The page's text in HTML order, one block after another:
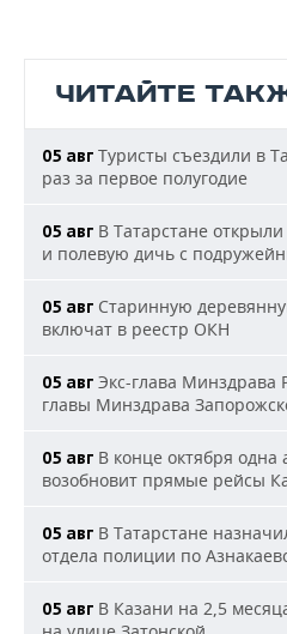
ЧИТАЙТЕ
05 авг Туристы съездили в
раз за первое полугодие
05 авг В Татарстане
и полевую дичь с
05 авг Старинную
включат в реестр ОКН
05 авг Экс-глава Минздрава
главы Минздрава
05 авг В конце октября одна
возобновит прямые рейсы
05 авг В Татарстане
отдела полиции по
05 авг В Казани на 2,5